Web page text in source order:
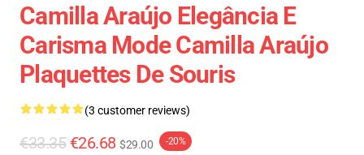
Camilla Araújo Elegância E
Carisma Mode Camilla Araújo
Plaquettes De Souris
(3 customer reviews)
€33.35 €26.68 $29.00 -20%